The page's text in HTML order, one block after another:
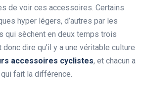
de voir ces accessoires. Certains
hyper légers, d’autres par les
qui sèchent en deux temps trois
dire qu’il y a une véritable culture
accessoires cyclistes, et chacun a
fait la différence.